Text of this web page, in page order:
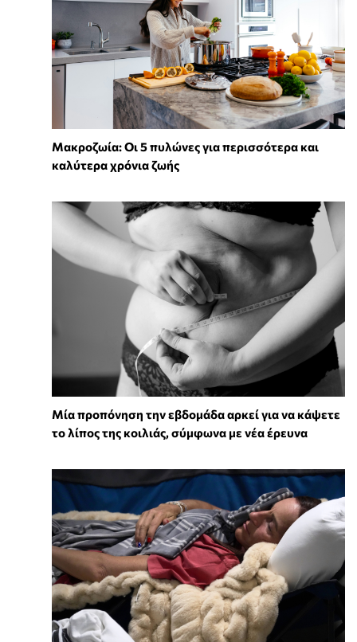
Mακροζωία: Οι 5 πυλώνες για περισσότερα και
καλύτερα χρόνια ζωής
Μία προπόνηση την εβδομάδα αρκεί για να κάψετε
το λίπος της κοιλιάς, σύμφωνα με νέα έρευνα